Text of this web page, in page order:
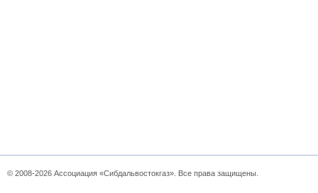
© 2008-2026 Ассоциация «Сибдальвостокгаз». Все права защищены.